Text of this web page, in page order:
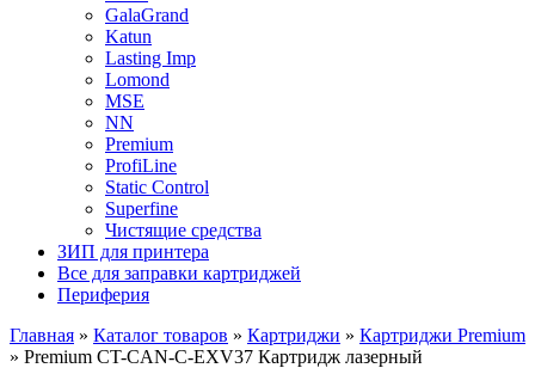
GalaGrand
Katun
Lasting Imp
Lomond
MSE
NN
Premium
ProfiLine
Static Control
Superfine
Чистящие средства
ЗИП для принтера
Все для заправки картриджей
Периферия
Главная » Каталог товаров » Картриджи » Картриджи Premium
» Premium CT-CAN-C-EXV37 Картридж лазерный